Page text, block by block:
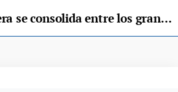
El Tai-Jitsu Llanera se consolida entre los grandes de la especialidad en el Campeonato de España